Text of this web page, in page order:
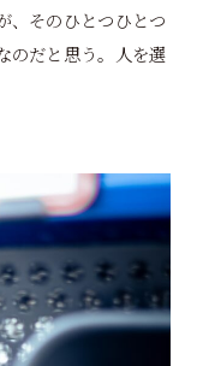
、そのひとつひとつ
のだと思う。人を選